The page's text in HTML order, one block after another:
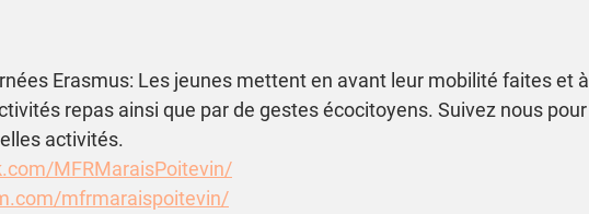
Erasmus: Les jeunes mettent en avant leur mobilité faites et à
repas ainsi que par de gestes écocitoyens. Suivez nous pour
activités.
MFRMaraisPoitevin/
mfrmaraispoitevin/